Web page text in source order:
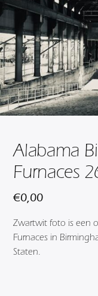
Alabama
Furnaces
€0,00
Zwartwit foto is een
Furnaces in
Staten.